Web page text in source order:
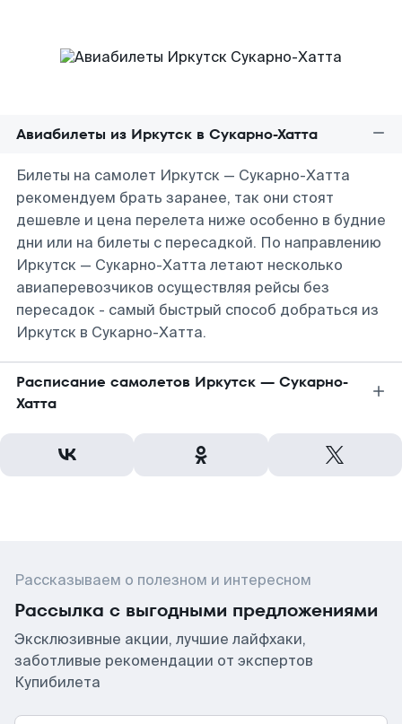
Авиабилеты из Иркутск в Сукарно-Хатта
Билеты на самолет Иркутск — Сукарно-Хатта
рекомендуем брать заранее, так они стоят
дешевле и цена перелета ниже особенно в будние
дни или на билеты с пересадкой. По направлению
Иркутск — Сукарно-Хатта летают несколько
авиаперевозчиков осуществляя рейсы без
пересадок - самый быстрый способ добраться из
Иркутск в Сукарно-Хатта.
Расписание самолетов Иркутск — Сукарно-
Хатта
Рассказываем о полезном и интересном
Рассылка с выгодными предложениями
Эксклюзивные акции, лучшие лайфхаки,
заботливые рекомендации от экспертов
Купибилета